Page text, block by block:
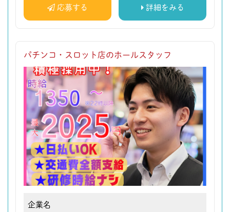
応募する 詳細をみる
パチンコ・スロット店のホールスタッフ
企業名